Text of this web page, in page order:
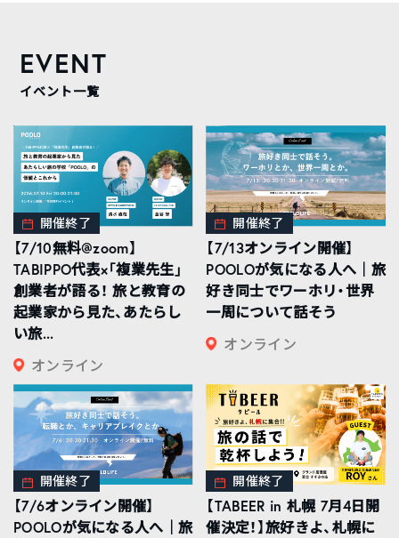
EVENT
イベント一覧
開催終了
【7/10無料@zoom】
TABIPPO代表×「複業先生」
創業者が語る！ 旅と教育の
起業家から見た、あたらし
い旅...
オンライン
開催終了
【7/13オンライン開催】
POOLOが気になる人へ｜旅
好き同士でワーホリ・世界
一周について話そう
オンライン
開催終了
【7/6オンライン開催】
POOLOが気になる人へ｜旅
開催終了
【TABEER in 札幌 7月4日開
催決定！】旅好きよ、札幌に